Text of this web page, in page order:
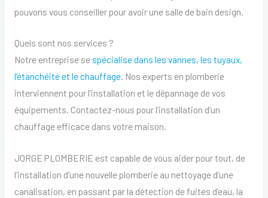
pouvons vous conseiller pour avoir une salle de bain design.
Quels sont nos services ?
Notre entreprise se spécialise dans les vannes, les tuyaux,
l’étanchéité et le chauffage. Nos experts en plomberie
interviennent pour l’installation et le dépannage de vos
équipements. Contactez-nous pour l’installation d’un
chauffage efficace dans votre maison.
JORGE PLOMBERIE est capable de vous aider pour tout, de
l’installation d’une nouvelle plomberie au nettoyage d’une
canalisation, en passant par la détection de fuites d’eau, la